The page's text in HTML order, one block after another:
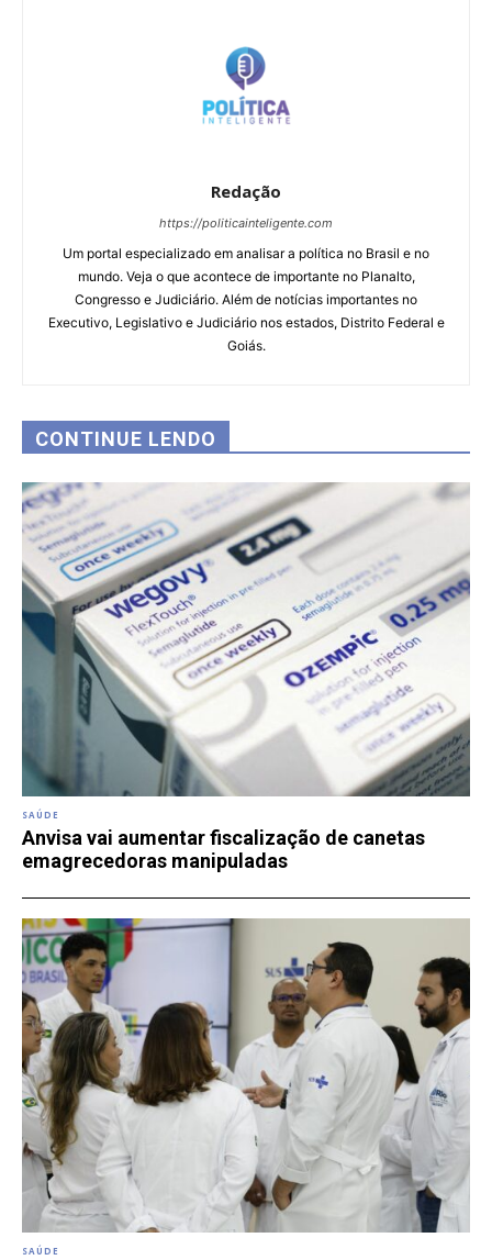
Redação
https://politicainteligente.com
Um portal especializado em analisar a política no Brasil e no
mundo. Veja o que acontece de importante no Planalto,
Congresso e Judiciário. Além de notícias importantes no
Executivo, Legislativo e Judiciário nos estados, Distrito Federal e
Goiás.
CONTINUE LENDO
SAÚDE
Anvisa vai aumentar fiscalização de canetas
emagrecedoras manipuladas
SAÚDE